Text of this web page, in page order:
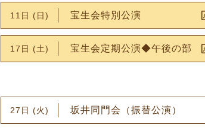
11日 (日) 宝生会特別公演
17日 (土) 宝生会定期公演◆午後の部
27日 (火) 坂井同門会（振替公演）